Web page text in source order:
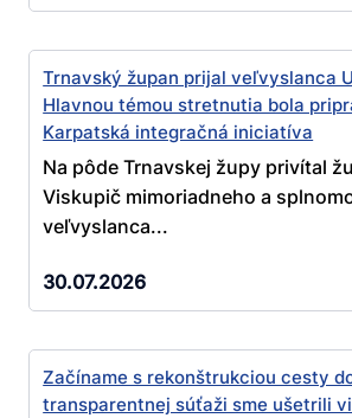
Trnavský župan prijal veľvyslanca
Hlavnou témou stretnutia bola
Karpatská integračná iniciatíva
Na pôde Trnavskej župy privítal
Viskupič mimoriadneho a
veľvyslanca...
30.07.2026
Začíname s rekonštrukciou cesty
transparentnej súťaži sme ušetrili